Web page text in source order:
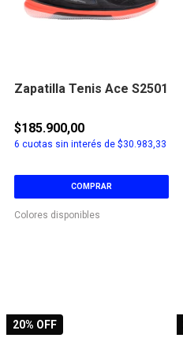
Zapatilla Tenis Ace S2501
$185.900,00
6 cuotas sin interés de $30.983,33
COMPRAR
Colores disponibles
20% OFF